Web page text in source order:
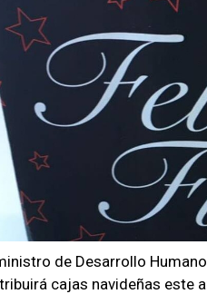
de Desarrollo
cajas navideñas este